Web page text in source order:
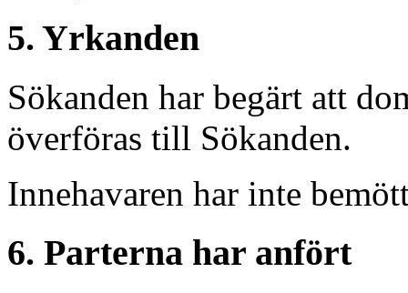
5. Yrkanden
Sökanden har begärt att
överföras till Sökanden.
Innehavaren har inte
6. Parterna har anfört